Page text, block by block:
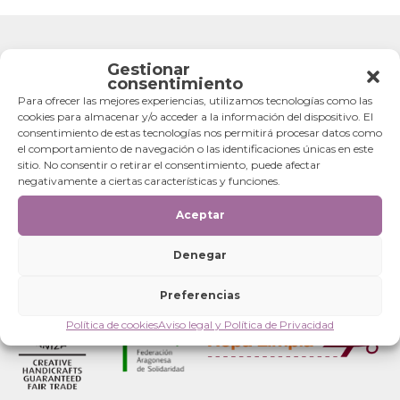
Gestionar
consentimiento
Para ofrecer las mejores experiencias, utilizamos tecnologías como las
cookies para almacenar y/o acceder a la información del dispositivo. El
consentimiento de estas tecnologías nos permitirá procesar datos como
el comportamiento de navegación o las identificaciones únicas en este
sitio. No consentir o retirar el consentimiento, puede afectar
negativamente a ciertas características y funciones.
Aceptar
Denegar
Preferencias
Política de cookiesAviso legal y Política de Privacidad